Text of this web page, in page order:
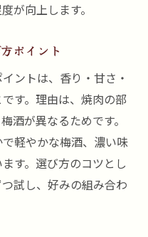
が向上します。
ポイント
ントは、香り・甘さ・
す。理由は、焼肉の部
酒が異なるためです。
軽やかな梅酒、濃い味
す。選び方のコツとし
試し、好みの組み合わ